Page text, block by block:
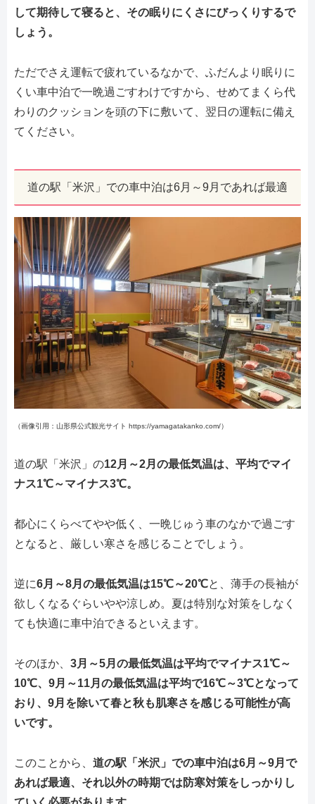
して期待して寝ると、その眠りにくさにびっくりするで
しょう。
ただでさえ運転で疲れているなかで、ふだんより眠りに
くい車中泊で一晩過ごすわけですから、せめてまくら代
わりのクッションを頭の下に敷いて、翌日の運転に備え
てください。
道の駅「米沢」での車中泊は6月～9月であれば最適
（画像引用：山形県公式観光サイト https://yamagatakanko.com/）
道の駅「米沢」の12月～2月の最低気温は、平均でマイ
ナス1℃～マイナス3℃。
都心にくらべてやや低く、一晩じゅう車のなかで過ごす
となると、厳しい寒さを感じることでしょう。
逆に6月～8月の最低気温は15℃～20℃と、薄手の長袖が
欲しくなるぐらいやや涼しめ。夏は特別な対策をしなく
ても快適に車中泊できるといえます。
そのほか、 3月～5月の最低気温は平均でマイナス1℃～
10℃、9月～11月の最低気温は平均で16℃～3℃となって
おり、9月を除いて春と秋も肌寒さを感じる可能性が高
いです。
このことから、 道の駅「米沢」での車中泊は6月～9月で
あれば最適、それ以外の時期では防寒対策をしっかりし